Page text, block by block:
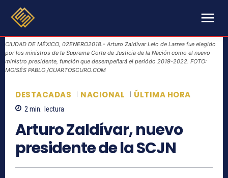
CIUDAD DE MÉXICO, 02ENERO2018.- Arturo Zaldívar Lelo de Larrea fue elegido
por los ministros de la Suprema Corte de Justicia de la Nación como el nuevo
ministro presidente, función que desempeñará el periódo 2019-2022. FOTO:
MOISÉS PABLO /CUARTOSCURO.COM
DESTACADAS NACIONAL ÚLTIMA HORA
2 min. lectura
Arturo Zaldívar, nuevo
presidente de la SCJN